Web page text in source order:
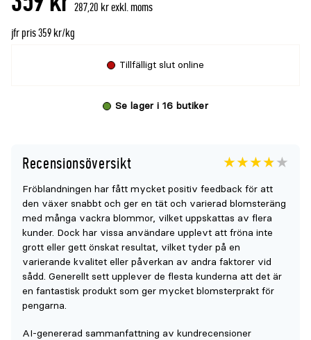
287,20 kr exkl. moms
jfr pris 359 kr/kg
Tillfälligt slut online
Se lager i 16 butiker
Recensionsöversikt
Betyget
för
denna
produkt
är
{0}
av
3.8
5
Fröblandningen har fått mycket positiv feedback för att
den växer snabbt och ger en tät och varierad blomsteräng
med många vackra blommor, vilket uppskattas av flera
kunder. Dock har vissa användare upplevt att fröna inte
grott eller gett önskat resultat, vilket tyder på en
varierande kvalitet eller påverkan av andra faktorer vid
sådd. Generellt sett upplever de flesta kunderna att det är
en fantastisk produkt som ger mycket blomsterprakt för
pengarna.
AI-genererad sammanfattning av kundrecensioner